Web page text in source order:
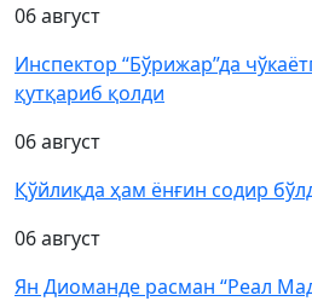
06 август
Инспектор “Бўрижар”да
қутқариб қолди
06 август
Қўйлиқда ҳам ёнғин содир
06 август
Ян Диоманде расман “Реал